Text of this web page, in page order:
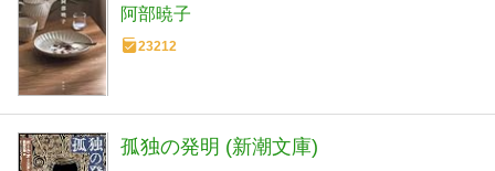
阿部暁子
23212
孤独の発明 (新潮文庫)